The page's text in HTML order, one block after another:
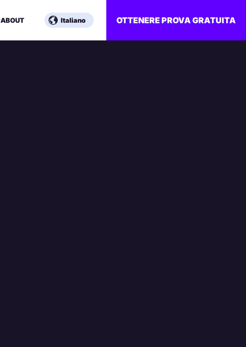
ABOUT Italiano OTTENERE PROVA GRATUITA